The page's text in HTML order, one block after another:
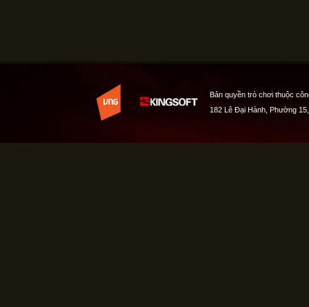
Bản quyền trò chơi thuộc
182 Lê Đại Hành, Phường